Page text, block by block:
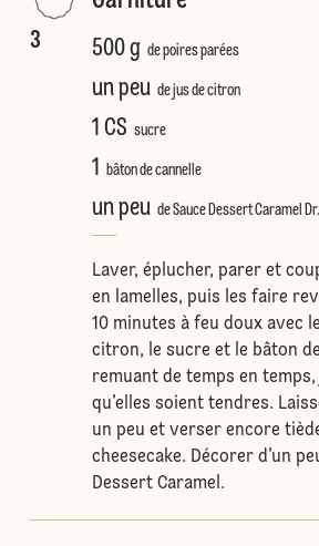
3 500 g de poires parées
un peu de jus de citron
1 CS sucre
1 bâton de cannelle
un peu de Sauce Dessert Caramel
Laver, éplucher, parer et
en lamelles, puis les faire
10 minutes à feu doux avec
citron, le sucre et le bâton
remuant de temps en temps,
qu’elles soient tendres.
un peu et verser encore
cheesecake. Décorer d’un
Dessert Caramel.